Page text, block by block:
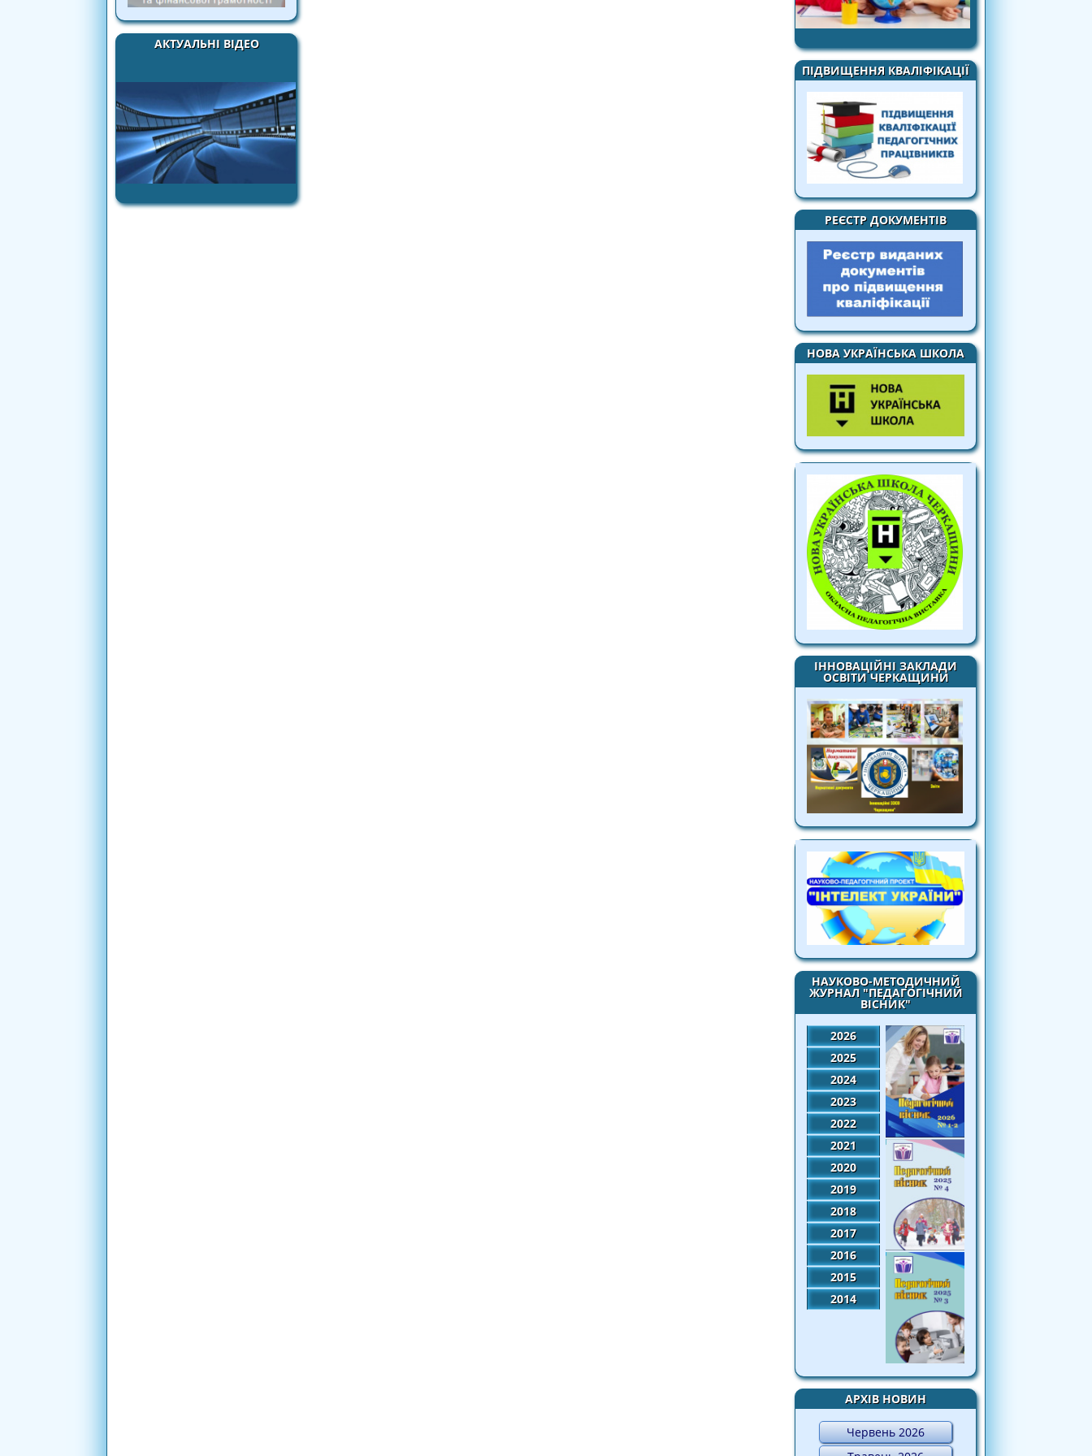
АКТУАЛЬНІ ВІДЕО
ПІДВИЩЕННЯ КВАЛІФІКАЦІЇ
РЕЄСТР ДОКУМЕНТІВ
НОВА УКРАЇНСЬКА ШКОЛА
ІННОВАЦІЙНІ ЗАКЛАДИ
ОСВІТИ ЧЕРКАЩИНИ
НАУКОВО-МЕТОДИЧНИЙ
ЖУРНАЛ "ПЕДАГОГІЧНИЙ
ВІСНИК"
2026
2025
2024
2023
2022
2021
2020
2019
2018
2017
2016
2015
2014
АРХІВ НОВИН
Червень 2026